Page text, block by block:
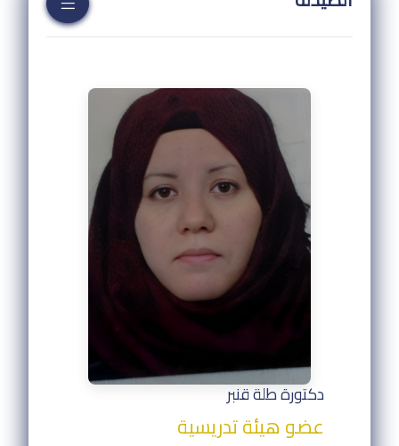
دكتورة طلة قنبر
عضو هيئة تدريسية